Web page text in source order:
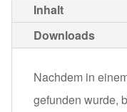
Inhalt
Downloads
Nachdem in
gefunden wurde,